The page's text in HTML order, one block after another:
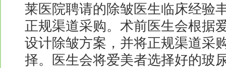
莱医院聘请的除皱医生临床经验
正规渠道采购。术前医生会根据
设计除皱方案，并将正规渠道采
择。医生会将爱美者选择好的玻